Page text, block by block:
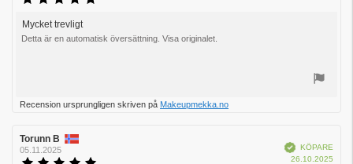
5
Recensionstext:
Mycket trevligt
Detta är en automatisk översättning. Visa originalet.
upp
Recension ursprungligen skriven på Makeupmekka.no
Recensionsförfattare:
Torunn B
05.11.2025
BekräftadKÖPARE
26.10.2025